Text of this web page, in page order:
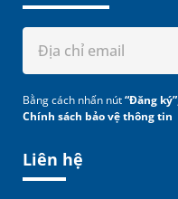
Liên hệ
Bằng cách nhấn nút“Đăng ký”
Chính sách bảo vệ thông tin